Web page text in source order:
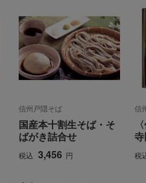
信州戸隠そば
国産本十割生そば・そ
ばがき詰合せ
税込 3,456 円
信
税